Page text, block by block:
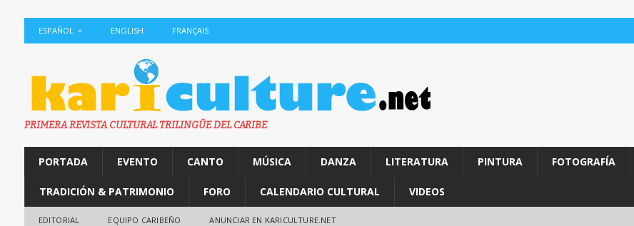
ESPAÑOL ENGLISH FRANÇAIS
PRIMERA REVISTA CULTURAL TRILINGÜE DEL CARIBE
PORTADA EVENTO CANTO MÚSICA DANZA LITERATURA PINTURA FOTOGRAFÍA
TRADICIÓN & PATRIMONIO FORO CALENDARIO CULTURAL VIDEOS
EDITORIAL EQUIPO CARIBEÑO ANUNCIAR EN KARICULTURE.NET